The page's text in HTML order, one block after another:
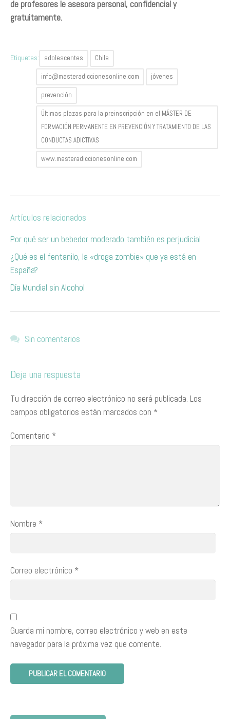
de profesores le asesora personal, confidencial y
gratuitamente.
Etiquetas: adolescentes Chile
info@masteradiccionesonline.com jóvenes
prevención
Últimas plazas para la preinscripción en el MÁSTER DE
FORMACIÓN PERMANENTE EN PREVENCIÓN Y TRATAMIENTO DE LAS
CONDUCTAS ADICTIVAS
www.masteradiccionesonline.com
Artículos relacionados
Por qué ser un bebedor moderado también es perjudicial
¿Qué es el fentanilo, la «droga zombie» que ya está en
España?
Día Mundial sin Alcohol
Sin comentarios
Deja una respuesta
Tu dirección de correo electrónico no será publicada. Los
campos obligatorios están marcados con *
Comentario *
Nombre *
Correo electrónico *
Guarda mi nombre, correo electrónico y web en este
navegador para la próxima vez que comente.